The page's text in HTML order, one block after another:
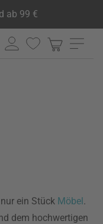
ab 99 €
ein Stück Möbel.
dem hochwertigen